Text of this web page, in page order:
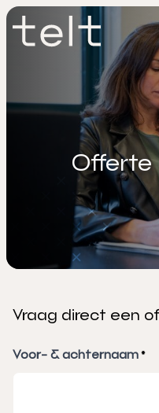
Offerte
Vraag direct een
Voor- & achternaam *